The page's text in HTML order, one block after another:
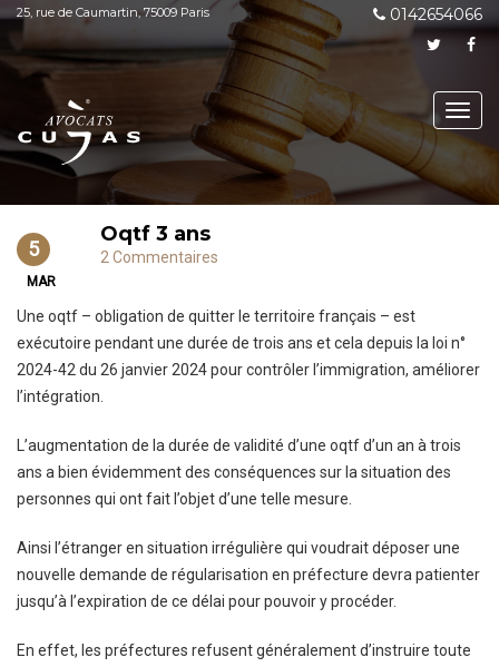
25, rue de Caumartin, 75009 Paris 0142654066
5
MAR
Oqtf 3 ans
2 Commentaires
Une oqtf – obligation de quitter le territoire français – est
exécutoire pendant une durée de trois ans et cela depuis la loi n°
2024-42 du 26 janvier 2024 pour contrôler l’immigration, améliorer
l’intégration.
L’augmentation de la durée de validité d’une oqtf d’un an à trois
ans a bien évidemment des conséquences sur la situation des
personnes qui ont fait l’objet d’une telle mesure.
Ainsi l’étranger en situation irrégulière qui voudrait déposer une
nouvelle demande de régularisation en préfecture devra patienter
jusqu’à l’expiration de ce délai pour pouvoir y procéder.
En effet, les préfectures refusent généralement d’instruire toute